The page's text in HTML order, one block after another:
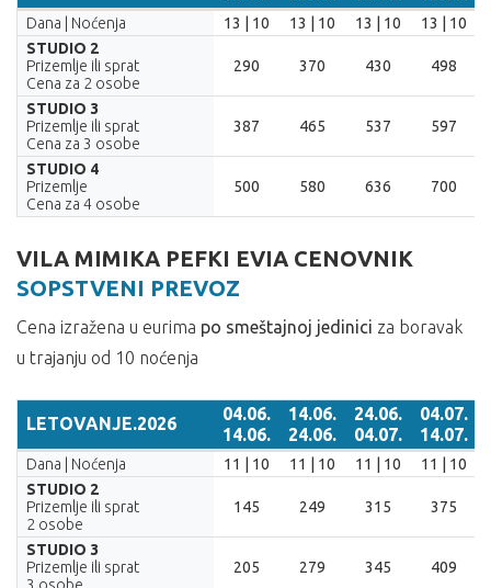
LETOVANJE.2026
03.06.
15.06.
13.06.
25.06.
23.06.
05.07.
03.07.
15.07.
Dana | Noćenja 13 | 10 13 | 10 13 | 10 13 | 10
STUDIO 2
Prizemlje ili sprat
Cena za 2 osobe
290 370 430 498
STUDIO 3
Prizemlje ili sprat
Cena za 3 osobe
387 465 537 597
STUDIO 4
Prizemlje
Cena za 4 osobe
500 580 636 700
VILA MIMIKA PEFKI EVIA CENOVNIK
SOPSTVENI PREVOZ
Cena izražena u eurima po smeštajnoj jedinici za boravak
u trajanju od 10 noćenja
LETOVANJE.2026
04.06.
14.06.
14.06.
24.06.
24.06.
04.07.
04.07.
14.07.
LETOVANJE.2026
04.06.
14.06.
14.06.
24.06.
24.06.
04.07.
04.07.
14.07.
Dana | Noćenja 11 | 10 11 | 10 11 | 10 11 | 10
STUDIO 2
Prizemlje ili sprat
2 osobe
145 249 315 375
STUDIO 3
Prizemlje ili sprat
3 osobe
205 279 345 409